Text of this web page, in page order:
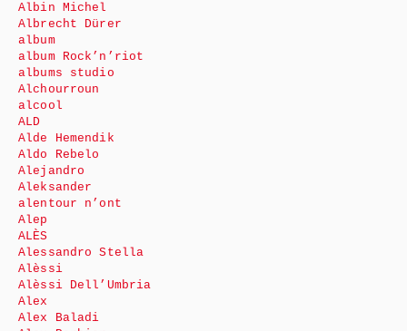
Albin Michel
Albrecht Dürer
album
album Rock’n’riot
albums studio
Alchourroun
alcool
ALD
Alde Hemendik
Aldo Rebelo
Alejandro
Aleksander
alentour n’ont
Alep
ALÈS
Alessandro Stella
Alèssi
Alèssi Dell’Umbria
Alex
Alex Baladi